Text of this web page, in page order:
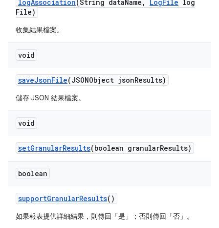
logAssociation(String dataName , LogFile log
File)
收集結果檔案。
void
saveJsonFile(JSONObject jsonResults)
儲存 JSON 結果檔案。
void
setGranularResults(boolean granularResults)
boolean
supportGranularResults()
如果報表提供詳細結果，則傳回「是」；否則傳回「否」。